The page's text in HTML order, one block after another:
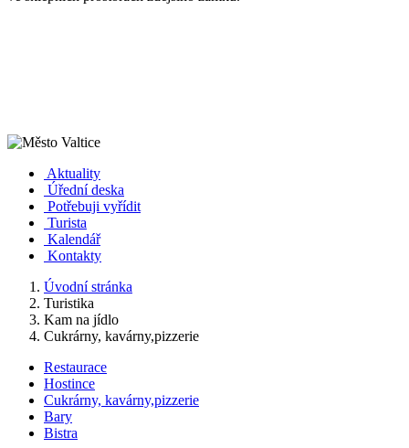
Aktuality
Úřední deska
Potřebuji vyřídit
Turista
Kalendář
Kontakty
Úvodní stránka
Turistika
Kam na jídlo
Cukrárny, kavárny,pizzerie
Restaurace
Hostince
Cukrárny, kavárny,pizzerie
Bary
Bistra